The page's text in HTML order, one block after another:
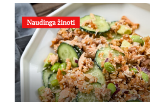
Naudinga žinoti